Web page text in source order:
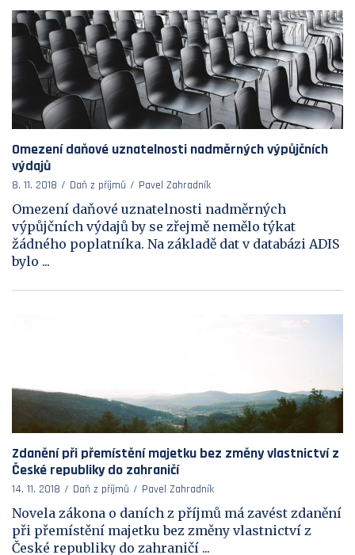
Omezení daňové uznatelnosti nadměrných výpůjčních
výdajů
8. 11. 2018 Daň z příjmů Pavel Zahradník
Omezení daňové uznatelnosti nadměrných
výpůjčních výdajů by se zřejmě nemělo týkat
žádného poplatníka. Na základě dat v databázi ADIS
bylo ...
Zdanění při přemístění majetku bez změny vlastnictví z
České republiky do zahraničí
14. 11. 2018 Daň z příjmů Pavel Zahradník
Novela zákona o daních z příjmů má zavést zdanění
při přemístění majetku bez změny vlastnictví z
České republiky do zahraničí ...